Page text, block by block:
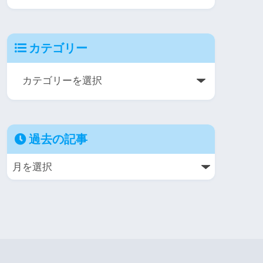
カテゴリー
過去の記事